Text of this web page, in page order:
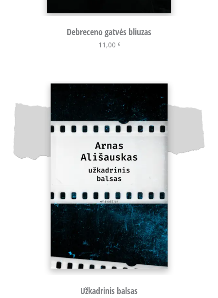
Debreceno gatvės bliuzas
11,00 €
Užkadrinis balsas